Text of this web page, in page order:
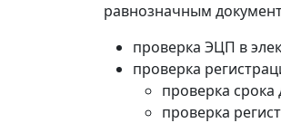
равнозначным
проверка ЭЦП в
проверка
проверка срока
проверка